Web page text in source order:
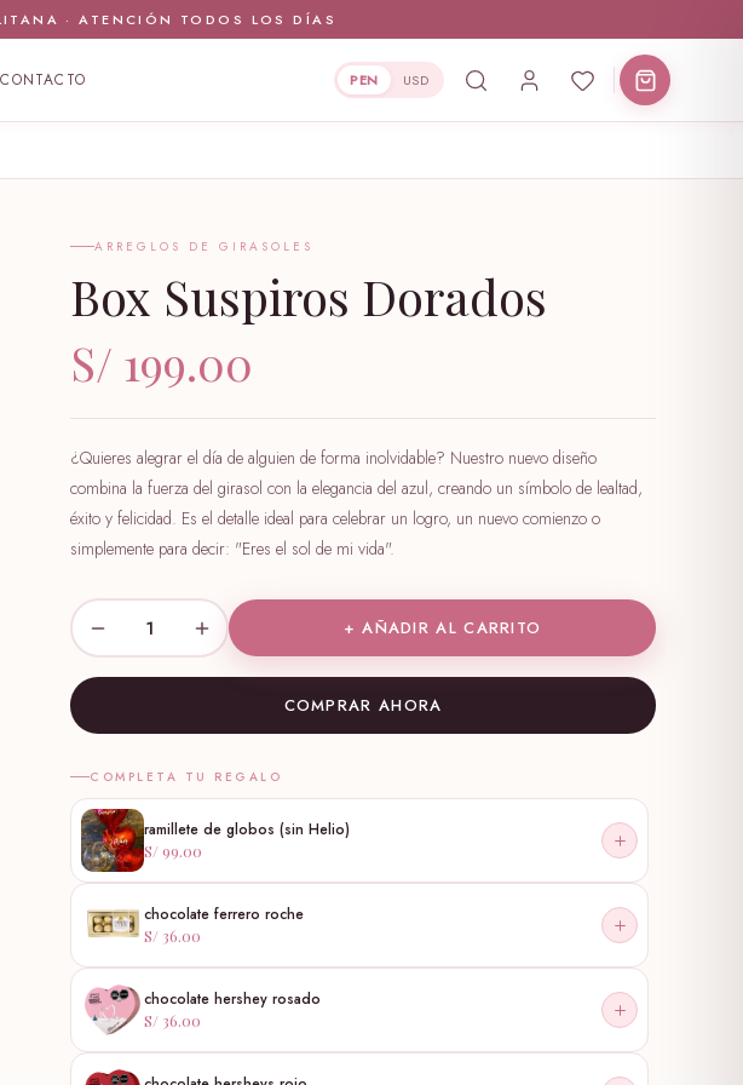
· ATENCIÓN TODOS LOS DÍAS
CONTACTO PEN USD
ARREGLOS DE GIRASOLES
Box Suspiros Dorados
S/ 199.00
¿Quieres alegrar el día de alguien de forma inolvidable? Nuestro nuevo diseño
combina la fuerza del girasol con la elegancia del azul, creando un símbolo de lealtad,
éxito y felicidad. Es el detalle ideal para celebrar un logro, un nuevo comienzo o
simplemente para decir: "Eres el sol de mi vida".
1 + AÑADIR AL CARRITO
COMPRAR AHORA
COMPLETA TU REGALO
ramillete de globos (sin Helio)
S/ 99.00
chocolate ferrero roche
S/ 36.00
chocolate hershey rosado
S/ 36.00